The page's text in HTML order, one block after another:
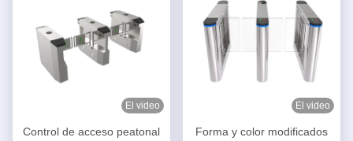
El video
Control de acceso peatonal
El video
Forma y color modificados